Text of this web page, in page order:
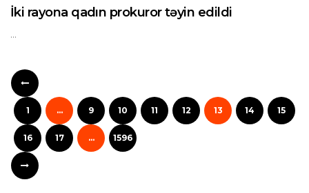
İki rayona qadın prokuror təyin edildi
...
1 ... 9 10 11 12 13 14 15
16 17 ... 1596